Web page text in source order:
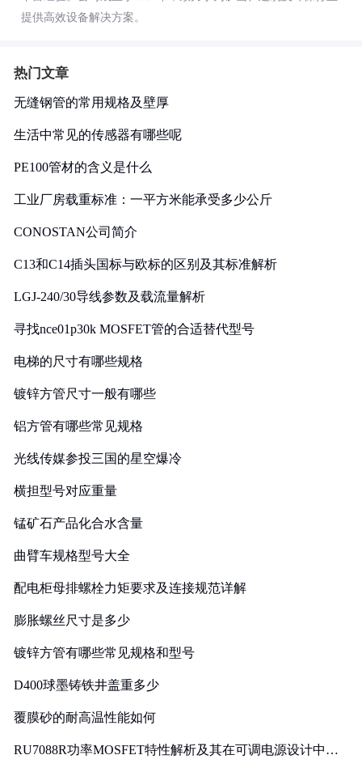
提供高效设备解决方案。
热门文章
无缝钢管的常用规格及壁厚
生活中常见的传感器有哪些呢
PE100管材的含义是什么
工业厂房载重标准：一平方米能承受多少公斤
CONOSTAN公司简介
C13和C14插头国标与欧标的区别及其标准解析
LGJ-240/30导线参数及载流量解析
寻找nce01p30k MOSFET管的合适替代型号
电梯的尺寸有哪些规格
镀锌方管尺寸一般有哪些
铝方管有哪些常见规格
光线传媒参投三国的星空爆冷
横担型号对应重量
锰矿石产品化合水含量
曲臂车规格型号大全
配电柜母排螺栓力矩要求及连接规范详解
膨胀螺丝尺寸是多少
镀锌方管有哪些常见规格和型号
D400球墨铸铁井盖重多少
覆膜砂的耐高温性能如何
RU7088R功率MOSFET特性解析及其在可调电源设计中的